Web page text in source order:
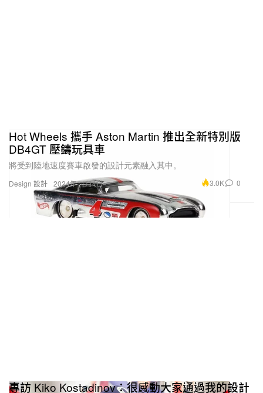
Design 設計
Hot Wheels 攜手 Aston Martin 推出全新特別版
DB4GT 壓鑄玩具車
將受到陸地速度賽車啟發的設計元素融入其中。
2024年11月4日 3.0K 0
專訪 Kiko Kostadinov：很感動大家通過我的設計